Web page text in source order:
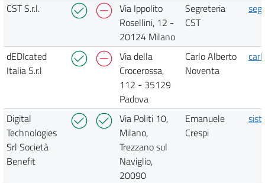
CST S.r.l.
Via Ippolito
Rosellini, 12 -
20124 Milano
Segreteria
CST
dEDIcated
Italia S.r.l
Via della
Crocerossa,
112 - 35129
Padova
Carlo Alberto
Noventa
Digital
Technologies
Srl Società
Benefit
Via Politi 10,
Milano,
Trezzano sul
Naviglio,
20090
Emanuele
Crespi